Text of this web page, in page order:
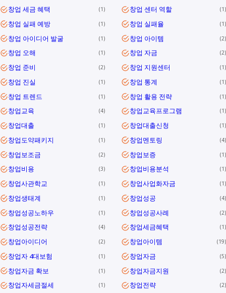
창업 세금 혜택 1 창업 센터 역할 1
창업 실패 예방 1 창업 실패율 1
창업 아이디어 발굴 1 창업 아이템 2
창업 오해 1 창업 자금 2
창업 준비 2 창업 지원센터 1
창업 진실 1 창업 통계 1
창업 트렌드 1 창업 활용 전략 1
창업교육 4 창업교육프로그램 1
창업대출 1 창업대출신청 1
창업도약패키지 1 창업멘토링 4
창업보조금 2 창업보증 1
창업비용 3 창업비용분석 1
창업사관학교 1 창업사업화자금 1
창업생태계 1 창업성공 4
창업성공노하우 1 창업성공사례 2
창업성공전략 4 창업세금혜택 1
창업아이디어 2 창업아이템 19
창업자 4대보험 1 창업자금 5
창업자금 확보 1 창업자금지원 2
창업자세금절세 1 창업전략 2